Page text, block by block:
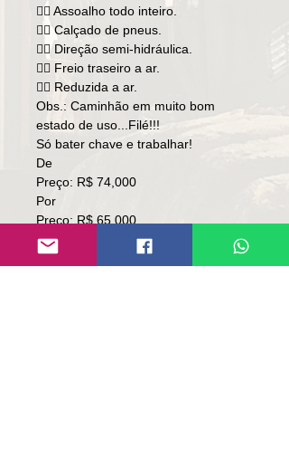
👉🏻 Assoalho todo inteiro.
👉🏻 Calçado de pneus.
👉🏼 Direção semi-hidráulica.
👉🏼 Freio traseiro a ar.
👉🏻 Reduzida a ar.
Obs.: Caminhão em muito bom
estado de uso...Filé!!!
Só bater chave e trabalhar!
De
Preço: R$ 74,000
Por
Preço: R$ 65,000
Local: RS.
👉🏻 SOMENTE À VISTA.